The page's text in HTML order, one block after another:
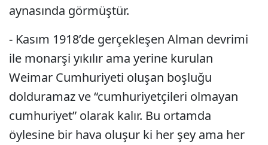
aynasında görmüştür.
- Kasım 1918’de gerçekleşen Alman devrimi
ile monarşi yıkılır ama yerine kurulan
Weimar Cumhuriyeti oluşan boşluğu
dolduramaz ve “cumhuriyetçileri olmayan
cumhuriyet” olarak kalır. Bu ortamda
öylesine bir hava oluşur ki her şey ama her